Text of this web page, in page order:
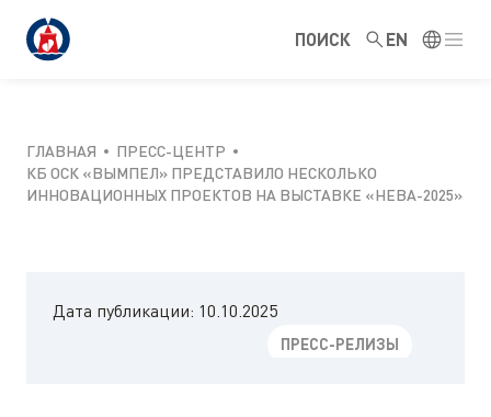
ПОИСК EN
ГЛАВНАЯ
ПРЕСС-ЦЕНТР
КБ ОСК «ВЫМПЕЛ» ПРЕДСТАВИЛО НЕСКОЛЬКО
ИННОВАЦИОННЫХ ПРОЕКТОВ НА ВЫСТАВКЕ «НЕВА-2025»
Дата публикации: 10.10.2025
ПРЕСС-РЕЛИЗЫ